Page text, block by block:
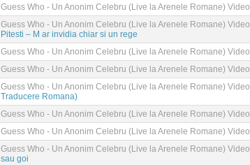
Guess Who - Un Anonim Celebru (Live la Arenele Romane) Video
Guess Who - Un Anonim Celebru (Live la Arenele Romane) Video
Pitesti – M ar invidia chiar si un rege
Guess Who - Un Anonim Celebru (Live la Arenele Romane) Video
Guess Who - Un Anonim Celebru (Live la Arenele Romane) Video
Guess Who - Un Anonim Celebru (Live la Arenele Romane) Video
Traducere Romana)
Guess Who - Un Anonim Celebru (Live la Arenele Romane) Video
Guess Who - Un Anonim Celebru (Live la Arenele Romane) Video
Guess Who - Un Anonim Celebru (Live la Arenele Romane) Video
sau goi